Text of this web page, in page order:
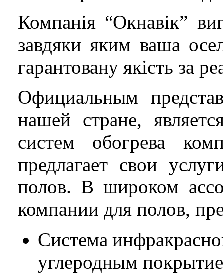
Компанія “Окнавік”
завдяки яким ваша
гарантовану якість за
Официальным
нашей стране,
систем обогрева
предлагает свои
полов. В широком
компании для полов,
Система
углеродным